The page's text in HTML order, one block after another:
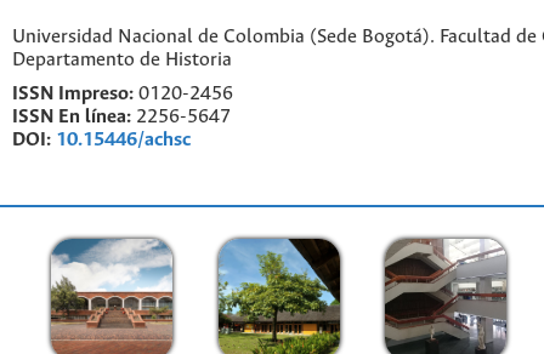
Universidad Nacional de Colombia (Sede Bogotá). Facultad de
Departamento de Historia
ISSN Impreso: 0120-2456
ISSN En línea: 2256-5647
DOI: 10.15446/achsc